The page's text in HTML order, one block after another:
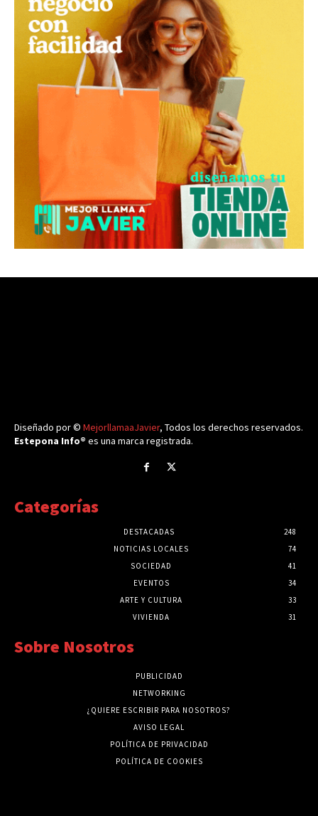
Diseñado por © MejorllamaaJavier, Todos los derechos reservados.
Estepona Info® es una marca registrada.
Categorías
DESTACADAS
248
NOTICIAS LOCALES
74
SOCIEDAD
41
EVENTOS
34
ARTE Y CULTURA
33
VIVIENDA
31
Sobre Nosotros
PUBLICIDAD
NETWORKING
¿QUIERE ESCRIBIR PARA NOSOTROS?
AVISO LEGAL
POLÍTICA DE PRIVACIDAD
POLÍTICA DE COOKIES